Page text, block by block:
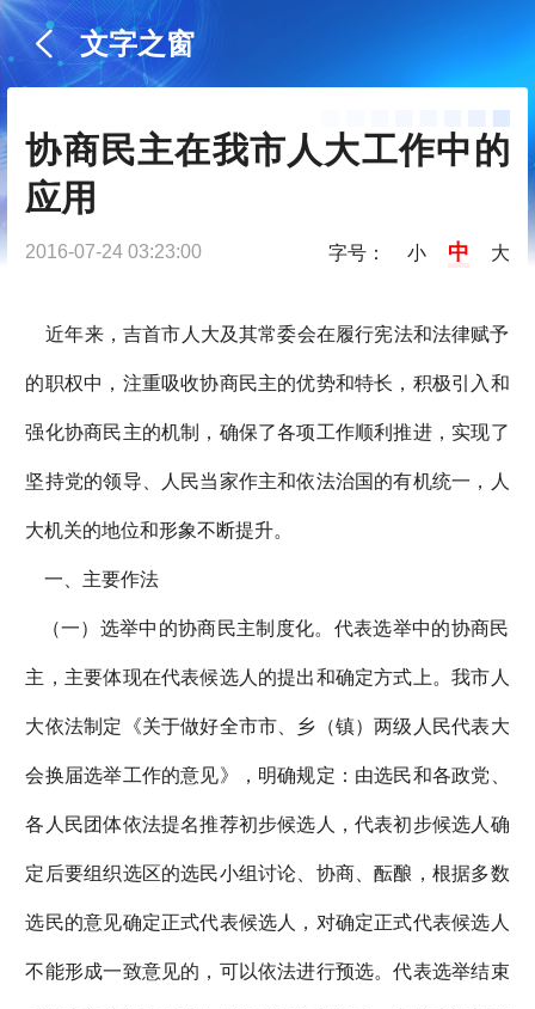
文字之窗
协商民主在我市人大工作中的
应用
2016-07-24 03:23:00 字号： 小 中 大
近年来，吉首市人大及其常委会在履行宪法和法律赋予
的职权中，注重吸收协商民主的优势和特长，积极引入和
强化协商民主的机制，确保了各项工作顺利推进，实现了
坚持党的领导、人民当家作主和依法治国的有机统一，人
大机关的地位和形象不断提升。
一、主要作法
（一）选举中的协商民主制度化。代表选举中的协商民
主，主要体现在代表候选人的提出和确定方式上。我市人
大依法制定《关于做好全市市、乡（镇）两级人民代表大
会换届选举工作的意见》，明确规定：由选民和各政党、
各人民团体依法提名推荐初步候选人，代表初步候选人确
定后要组织选区的选民小组讨论、协商、酝酿，根据多数
选民的意见确定正式代表候选人，对确定正式代表候选人
不能形成一致意见的，可以依法进行预选。代表选举结束